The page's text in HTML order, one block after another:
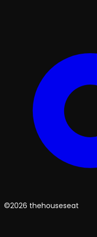
©2026 thehouseseat